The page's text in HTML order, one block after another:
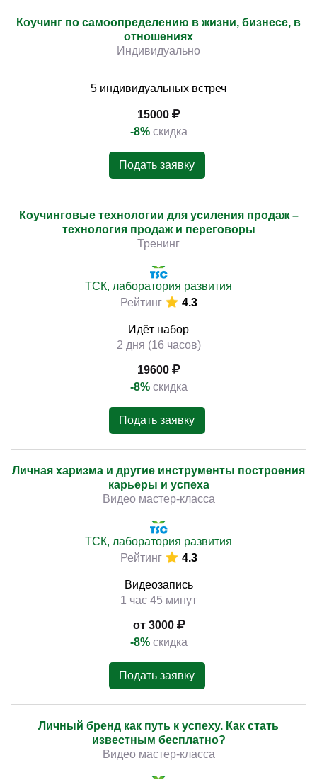
Коучинг по самоопределению в жизни, бизнесе, в
отношениях
Индивидуально
5 индивидуальных встреч
15000
-8% скидка
Подать заявку
Коучинговые технологии для усиления продаж –
технология продаж и переговоры
Тренинг
ТСК, лаборатория развития
Рейтинг
4.3
Идёт набор
2 дня (16 часов)
19600
-8% скидка
Подать заявку
Личная харизма и другие инструменты построения
карьеры и успеха
Видео мастер-класса
ТСК, лаборатория развития
Рейтинг
4.3
Видеозапись
1 час 45 минут
от 3000
-8% скидка
Подать заявку
Личный бренд как путь к успеху. Как стать
известным бесплатно?
Видео мастер-класса